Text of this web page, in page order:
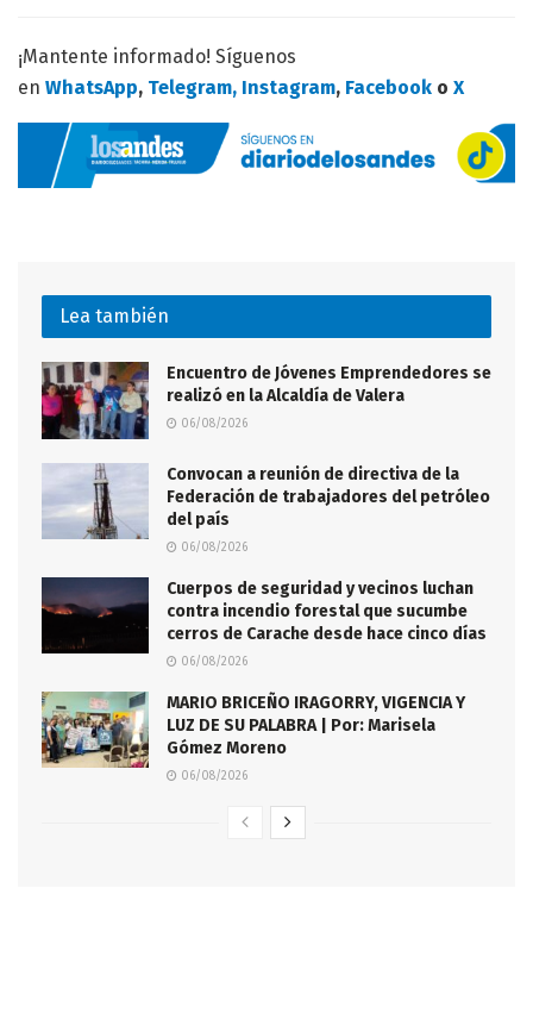
¡Mantente informado! Síguenos
en WhatsApp, Telegram, Instagram, Facebook o X
Lea también
Encuentro de Jóvenes Emprendedores se
realizó en la Alcaldía de Valera
06/08/2026
Convocan a reunión de directiva de la
Federación de trabajadores del petróleo
del país
06/08/2026
Cuerpos de seguridad y vecinos luchan
contra incendio forestal que sucumbe
cerros de Carache desde hace cinco días
06/08/2026
MARIO BRICEÑO IRAGORRY, VIGENCIA Y
LUZ DE SU PALABRA | Por: Marisela
Gómez Moreno
06/08/2026